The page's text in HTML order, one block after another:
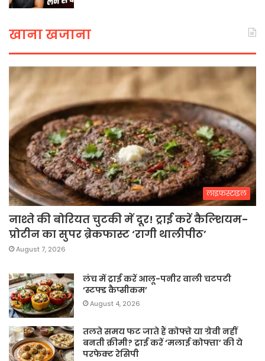
खाना खजाना
लाइफस्टाइल
नाश्ते की बोरियत चुटकी में दूर! ट्राई करें कैल्शियम-
प्रोटीन का सुपर ब्रेकफास्ट ‘रागी थालीपीठ’
August 7, 2026
लंच में ट्राई करें आलू-पनीर वाली चटपटी
‘स्टफ्ड कैप्सीकम’
August 4, 2026
तलते समय फट जाते हैं कोफ्ते या ग्रेवी नहीं
बनती क्रीमी? ट्राई करें ‘मलाई कोफ्ता’ की ये
परफेक्ट रेसिपी